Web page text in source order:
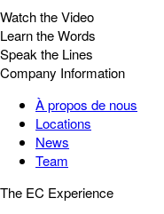
Watch the Video
Learn the Words
Speak the Lines
Company Information
À propos de nous
Locations
News
Team
The EC Experience